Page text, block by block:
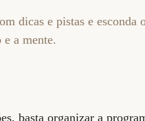
dicas e pistas e esconda
a mente.
basta organizar a